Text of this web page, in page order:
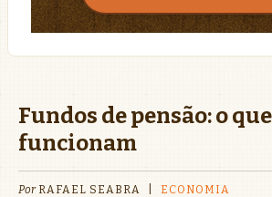
Fundos de pensão: o
funcionam
Por RAFAEL SEABRA ECONOMIA